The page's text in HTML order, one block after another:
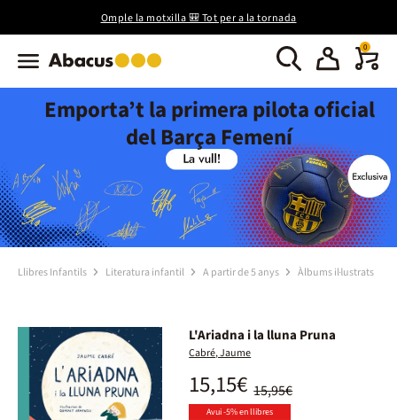
Omple la motxilla 🎒 Tot per a la tornada
0
Emporta’t la primera pilota oficial
del Barça Femení
Llibres Infantils Literatura infantil A partir de 5 anys Àlbums il·lustrats
L'Ariadna i la lluna Pruna
Cabré, Jaume
15,95€
15,15€
Avui -5% en llibres